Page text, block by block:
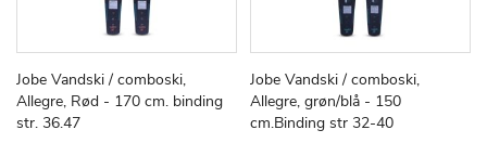
Læg i kurv
TILFØJ
TIL
SAMMENLIGN
Jobe Vandski / comboski,
Allegre, Rød - 170 cm. binding
str. 36.47
Læg i kurv
TILFØJ
TIL
ØNSKE
Jobe Vandski / comboski,
Allegre, grøn/blå - 150
cm.Binding str 32-40